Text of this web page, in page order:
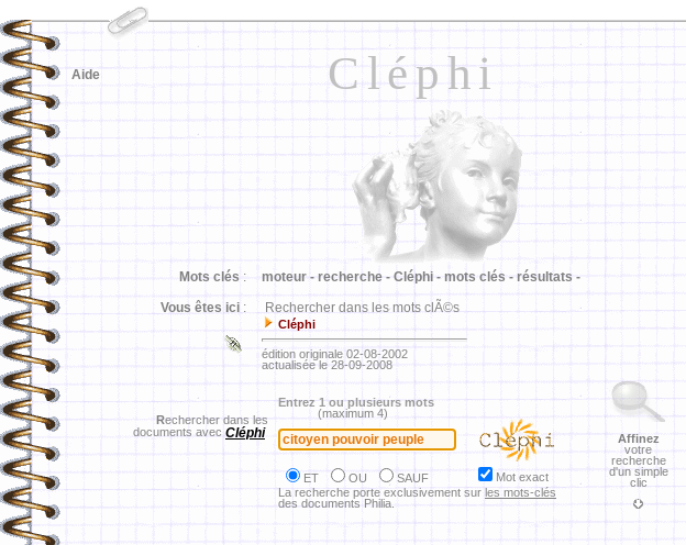
Cléphi
Aide
Mots clés : moteur - recherche - Cléphi - mots clés - résultats -
Vous êtes ici : Rechercher dans les mots clÃ©s
Cléphi
édition originale 02-08-2002
actualisée le 28-09-2008
Rechercher dans les
documents avec Cléphi
Entrez 1 ou plusieurs mots
(maximum 4)
ET OU SAUF
Mot exact
La recherche porte exclusivement sur les mots-clés
des documents Philia.
Affinez
votre
recherche
d'un simple
clic